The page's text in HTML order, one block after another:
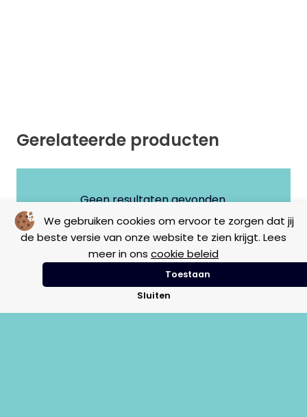
We gebruiken cookies om ervoor te zorgen dat jij
de beste versie van onze website te zien krijgt. Lees
meer in ons cookie beleid
Toestaan
Sluiten
Gerelateerde producten
Geen resultaten gevonden.